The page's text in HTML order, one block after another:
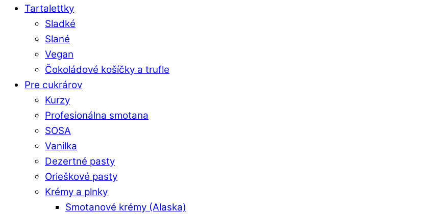
Tartalettky
Sladké
Slané
Vegan
Čokoládové košíčky a trufle
Pre cukrárov
Kurzy
Profesionálna smotana
SOSA
Vanilka
Dezertné pasty
Orieškové pasty
Krémy a plnky
Smotanové krémy (Alaska)